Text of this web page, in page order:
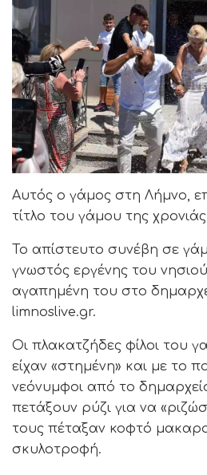
Αυτός ο γάμος στη Λήμνο,
τίτλο του γάμου της
Το απίστευτο συνέβη σε
γνωστός εργένης του
αγαπημένη του στο
limnoslive.gr.
Οι πλακατζήδες φίλοι του
είχαν «στημένη» και με το
νεόνυμφοι από το
πετάξουν ρύζι για να
τους πέταξαν κοφτό
σκυλοτροφή.